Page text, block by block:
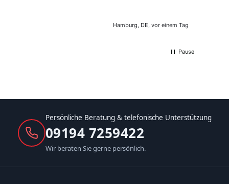
Hamburg, DE, vor einem Tag
Pause
Persönliche Beratung & telefonische Unterstützung
09194 7259422
Wir beraten Sie gerne persönlich.